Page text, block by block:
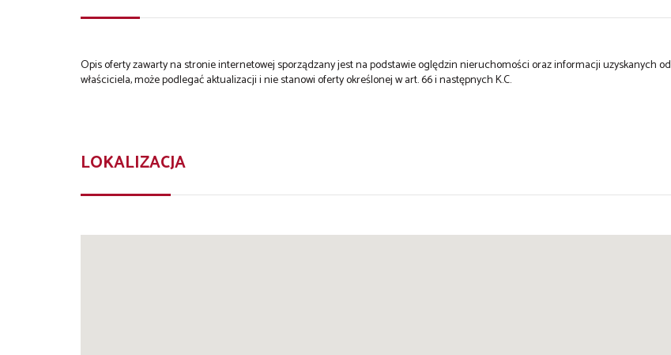
Opis oferty zawarty na stronie internetowej sporządzany jest na podstawie oględzin nieruchomości oraz informacji uzyskanych od
właściciela, może podlegać aktualizacji i nie stanowi oferty określonej w art. 66 i następnych K.C.
LOKALIZACJA